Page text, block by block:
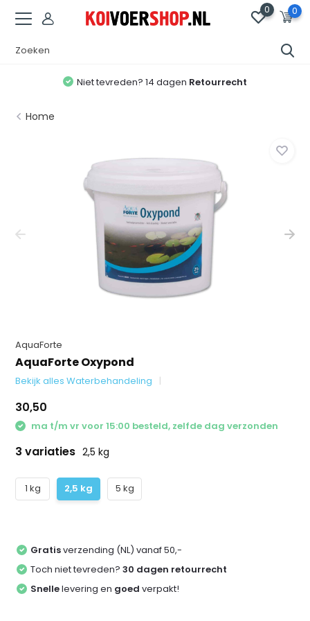
0 0
Niet tevreden? 14 dagen Retourrecht
Home
AquaForte
AquaForte Oxypond
Bekijk alles Waterbehandeling
30,50
ma t/m vr voor 15:00 besteld, zelfde dag verzonden
3 variaties 2,5 kg
1 kg 2,5 kg 5 kg
Gratisverzending (NL) vanaf 50,-
Toch niet tevreden?30 dagen retourrecht
Snellelevering en goed verpakt!